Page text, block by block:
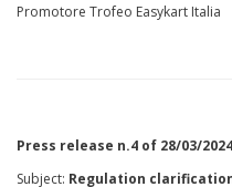
Promotore Trofeo Easykart Italia
Press release n.4 of 28/03/2024
Subject: Regulation